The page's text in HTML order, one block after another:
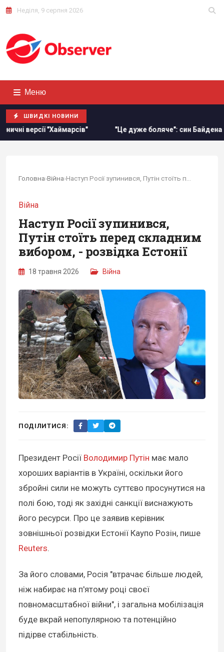
Неділя, 9 серпня 2026
Меню
ШВИДКІ НОВИНИ
"Це дуже боляче": син Байдена розповів про стан
Головна›Війна›
Війна
Наступ Росії зупинився,
Путін стоїть перед складним
вибором, - розвідка Естонії
18 травня 2026 Війна
ПОДІЛИТИСЯ:
Президент Росії Володимир Путін має мало
хороших варіантів в Україні, оскільки його
збройні сили не можуть суттєво просунутися на
полі бою, тоді як західні санкції виснажують
його ресурси. Про це заявив керівник
зовнішньої розвідки Естонії Каупо Розін, пише
Reuters.
За його словами, Росія "втрачає більше людей,
ніж набирає на п'ятому році своєї
повномасштабної війни", і загальна мобілізація
буде вкрай непопулярною та потенційно
підірве стабільність.